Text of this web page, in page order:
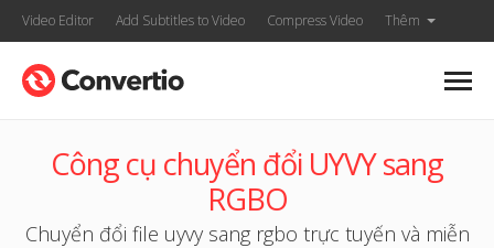
Video Editor Add Subtitles to Video Compress Video Thêm
Công cụ chuyển đổi UYVY sang
RGBO
Chuyển đổi file uyvy sang rgbo trực tuyến và miễn